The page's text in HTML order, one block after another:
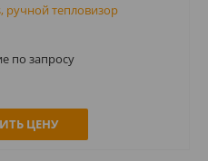
ручной тепловизор
по запросу
ЦЕНУ